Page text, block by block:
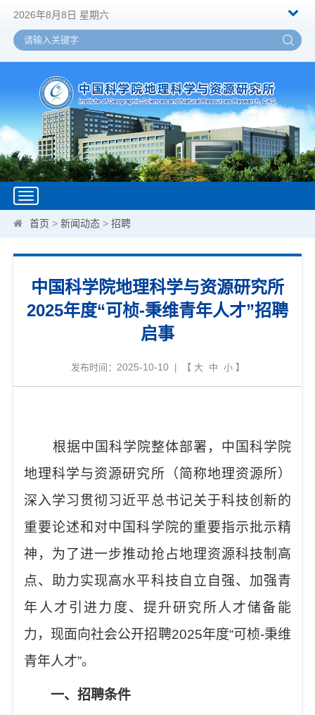
2026年8月8日 星期六
Toggle
navigation
首页 >新闻动态 >招聘
中国科学院地理科学与资源研究所
2025年度“可桢-秉维青年人才”招聘
启事
发布时间： 2025-10-10| 【 大 中 小】
根据中国科学院整体部署，中国科学院
地理科学与资源研究所（简称地理资源所）
深入学习贯彻习近平总书记关于科技创新的
重要论述和对中国科学院的重要指示批示精
神，为了进一步推动抢占地理资源科技制高
点、助力实现高水平科技自立自强、加强青
年人才引进力度、提升研究所人才储备能
力，现面向社会公开招聘2025年度“可桢-秉维
青年人才”。
一、招聘条件